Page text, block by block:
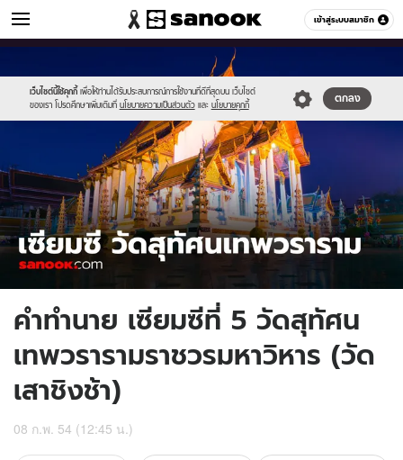
เข้าสู่ระบบสมาชิก
ดูดวง หมวดอื่นๆ
เว็บไซต์นี้ใช้คุกกี้ เพื่อให้ท่านได้รับประสบการณ์การใช้งานที่ดีที่สุดบน เว็บไซต์
ของเรา โปรดศึกษาเพิ่มเติมที่ นโยบายความเป็นส่วนตัว และ นโยบายคุกกี้
ตกลง
new-
sanook.png
//s.isanook.com/ho/0/ud/1/8357/horo_cover_thumbnail1200x720_.jpg
คำทำนาย เซียมซีที่ 5 วัดสุทัศน
เทพวรารามราชวรมหาวิหาร (วัด
เสาชิงช้า)
08 ก.พ. 54 (12:45 น.)